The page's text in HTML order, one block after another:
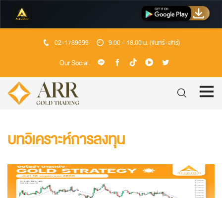
02-1789999 9.00 - 18.00 น. (จันทร์-เสาร์)
Our Social
บทวิเคราะห์การลงทุน